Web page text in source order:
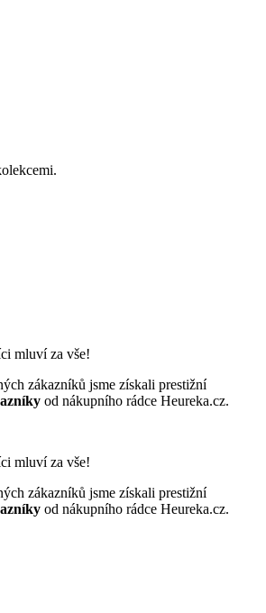
mluví za vše!
zákazníků jsme získali prestižní
od nákupního rádce Heureka.cz.
mluví za vše!
zákazníků jsme získali prestižní
od nákupního rádce Heureka.cz.